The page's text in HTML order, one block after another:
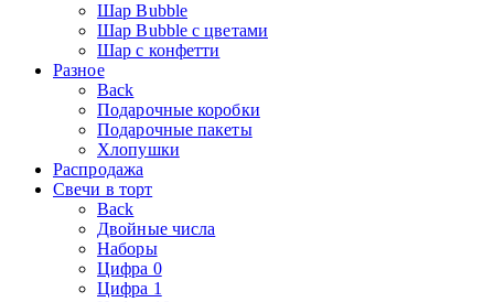
Шар Bubble
Шар Bubble с цветами
Шар с конфетти
Разное
Back
Подарочные коробки
Подарочные пакеты
Хлопушки
Распродажа
Свечи в торт
Back
Двойные числа
Наборы
Цифра 0
Цифра 1